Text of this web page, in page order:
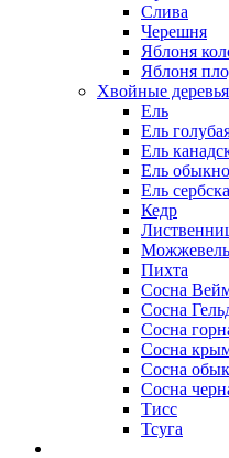
Слива
Черешня
Яблоня
Яблоня
Хвойные деревья
Ель
Ель
Ель
Ель
Ель
Кедр
Пихта
Сосна
Сосна
Сосна
Сосна
Сосна
Сосна
Тисс
Тсуга